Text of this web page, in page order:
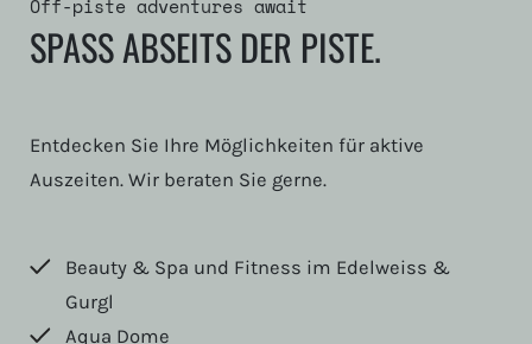
Off-piste adventures await
SPASS ABSEITS DER PISTE.
Entdecken Sie Ihre Möglichkeiten für aktive
Auszeiten. Wir beraten Sie gerne.
Beauty & Spa und Fitness im Edelweiss &
Gurgl
Aqua Dome